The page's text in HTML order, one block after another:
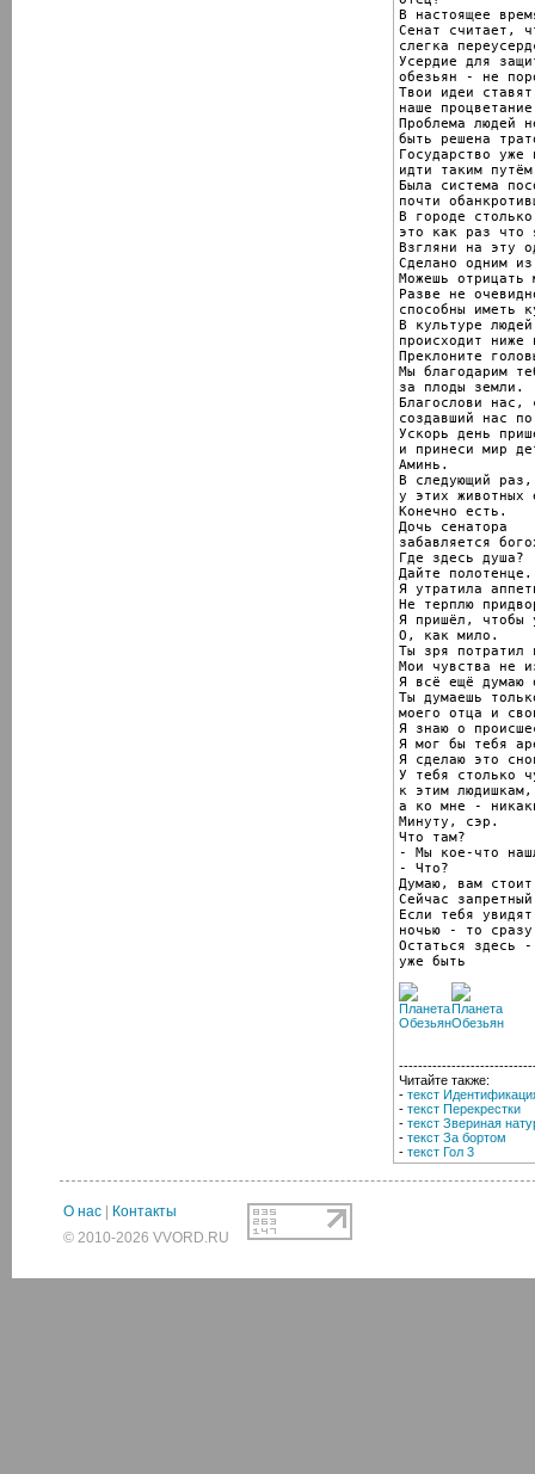
В настоящее
Сенат считает,
слегка
Усердие для
обезьян - не
Твои идеи
наше
Проблема людей
быть решена
Государство уже
идти таким
Была система
почти
В городе
это как раз что
Взгляни на эту
Сделано одним
Можешь отрицать
Разве не
способны иметь
В культуре
происходит ниже
Преклоните
Мы благодарим
за плоды земли.
Благослови нас,
создавший нас
Ускорь день
и принеси мир
Аминь.
В следующий
у этих животных
Конечно есть.
Дочь сенатора
забавляется
Где здесь душа?
Дайте полотенце.
Я утратила
Не терплю
Я пришёл, чтобы
О, как мило.
Ты зря потратил
Мои чувства не
Я всё ещё думаю
Ты думаешь
моего отца и
Я знаю о
Я мог бы тебя
Я сделаю это
У тебя столько
к этим людишкам,
а ко мне -
Минуту, сэр.
Что там?
- Мы кое-что
- Что?
Думаю, вам
Сейчас
Если тебя
ночью - то
Остаться здесь -
уже быть
Читайте также:
- текст
- текст Перекрестки
- текст Звериная
- текст За бортом
- текст Гол 3
О нас
Контакты
© 2010-2026 VVORD.RU